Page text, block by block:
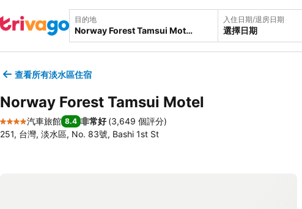
目的地 入住日期/退房日期
選擇日期
查看所有淡水區住宿
Norway Forest Tamsui Motel
4 星級
汽車旅館 8.4 非常好 (3,649 個評分)
251, 台灣, 淡水區, No. 83號, Bashi 1st St